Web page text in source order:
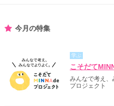
今月の特集
学ぶ
こそだて
みんなで考え、
プロジェクト